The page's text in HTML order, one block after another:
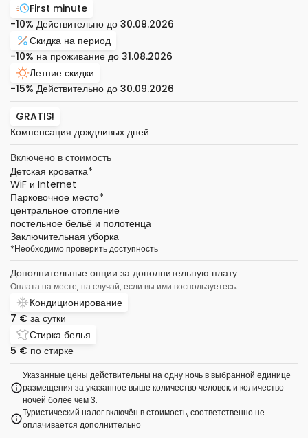
First minute
-10% Действительно до 30.09.2026
Скидка на период
-10% на проживание до 31.08.2026
Летние скидки
-15% Действительно до 30.09.2026
GRATIS!
Компенсация дождливых дней
Включено в стоимость
Детская кроватка*
WiF и Internet
Парковочное место*
центральное отопление
постельное бельё и полотенца
Заключительная уборка
*Необходимо проверить доступность
Дополнительные опции за дополнительную плату
Оплата на месте, на случай, если вы ими воспользуетесь.
Кондиционирование
7 € за сутки
Стирка белья
5 € по стирке
Указанные цены действительны на одну ночь в выбранной единице
размещения за указанное выше количество человек, и количество
ночей более чем 3.
Туристический налог включён в стоимость, соответственно не
оплачивается дополнительно